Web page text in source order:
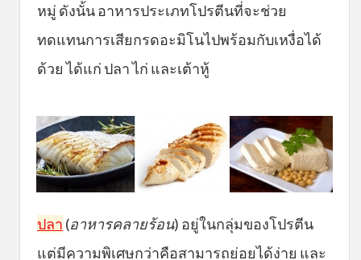
หมู่ ดังนั้น อาหารประเภทโปรตีนที่จะช่วย
ทดแทนการเสียกรดอะมิโนไปพร้อมกับเหงื่อได้
ด้วย ได้แก่ ปลา ไก่ และเต้าหู้
ปลา (อาหารคลายร้อน) อยู่ในกลุ่มของโปรตีน
แต่มีความพิเศษกว่าคือสามารถย่อยได้ง่าย และ